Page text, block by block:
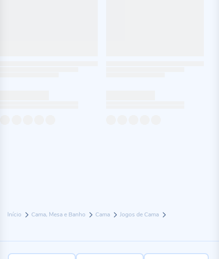
Início Cama, Mesa e Banho Cama Jogos de Cama